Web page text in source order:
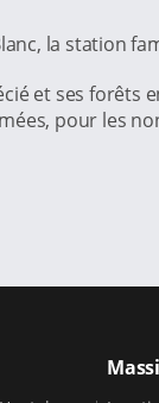
la station
et ses forêts
pour les